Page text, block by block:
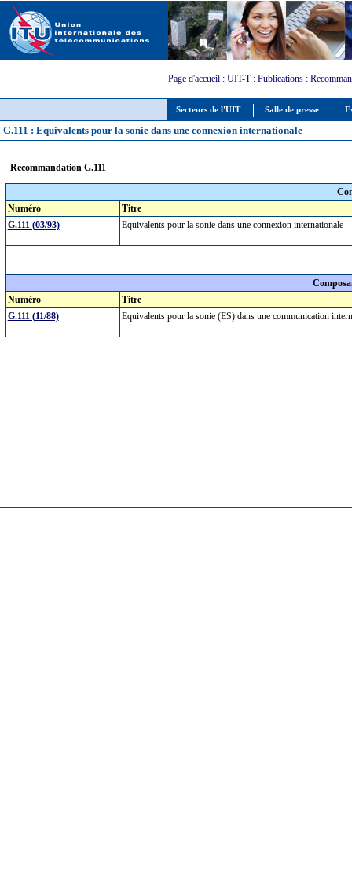
Secteurs de l'UIT Salle de presse
Page d'accueil : UIT-T: Publications :
G.111 : Equivalents pour la sonie dans une connexion internationale
Recommandation G.111
Numéro
Titre
G.111 (03/93)
Equivalents pour la sonie dans une connexion internationale
Numéro
Titre
G.111 (11/88)
Equivalents pour la sonie (ES) dans une communication